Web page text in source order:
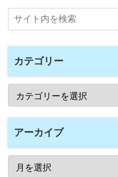
カテゴリー
アーカイブ